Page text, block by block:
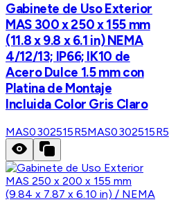
Gabinete de Uso Exterior
MAS 300 x 250 x 155 mm
(11.8 x 9.8 x 6.1 in) NEMA
4/12/13; IP66; IK10 de
Acero Dulce 1.5 mm con
Platina de Montaje
Incluida Color Gris Claro
MAS0302515R5MAS0302515R5